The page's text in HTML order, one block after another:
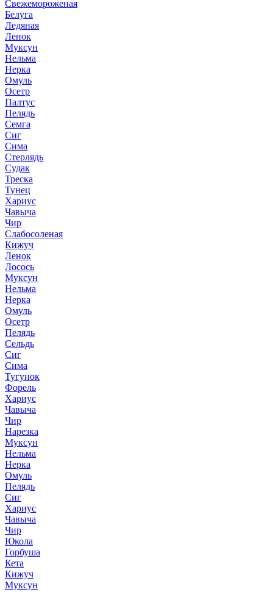
Свежемороженая
Белуга
Ледяная
Ленок
Муксун
Нельма
Нерка
Омуль
Осетр
Палтус
Пелядь
Семга
Сиг
Сима
Стерлядь
Судак
Треска
Тунец
Хариус
Чавыча
Чир
Слабосоленая
Кижуч
Ленок
Лосось
Муксун
Нельма
Нерка
Омуль
Осетр
Пелядь
Сельдь
Сиг
Сима
Тугунок
Форель
Хариус
Чавыча
Чир
Нарезка
Муксун
Нельма
Нерка
Омуль
Пелядь
Сиг
Хариус
Чавыча
Чир
Юкола
Горбуша
Кета
Кижуч
Муксун